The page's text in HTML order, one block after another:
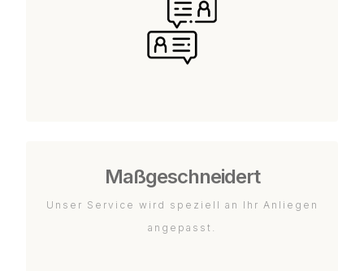
Maßgeschneidert
Unser Service wird speziell an Ihr Anliegen
angepasst.